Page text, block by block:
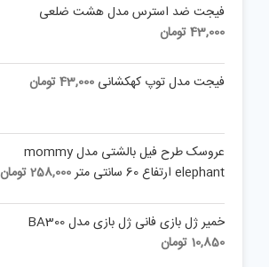
فیجت ضد استرس مدل هشت ضلعی
43,000تومان
فیجت مدل توپ کهکشانی 43,000تومان
عروسک طرح فیل بالشتی مدل mommy
elephant ارتفاع 60 سانتی متر
258,000تومان
خمیر ژل بازی فانی ژل بازی مدل BA300
10,850 تومان